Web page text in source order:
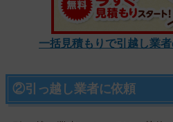
一括見積もりで引越し業
②引っ越し業者に依頼